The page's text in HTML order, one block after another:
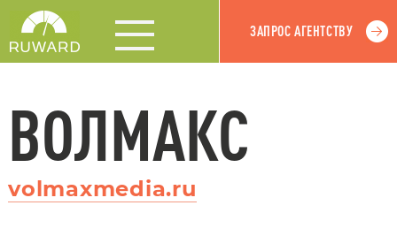
ЗАПРОС АГЕНТСТВУ
ВОЛМАКС
volmaxmedia.ru